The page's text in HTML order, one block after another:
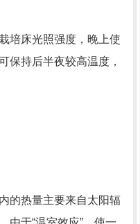
培床光照强度，晚上使
保持后半夜较高温度，
的热量主要来自太阳辐